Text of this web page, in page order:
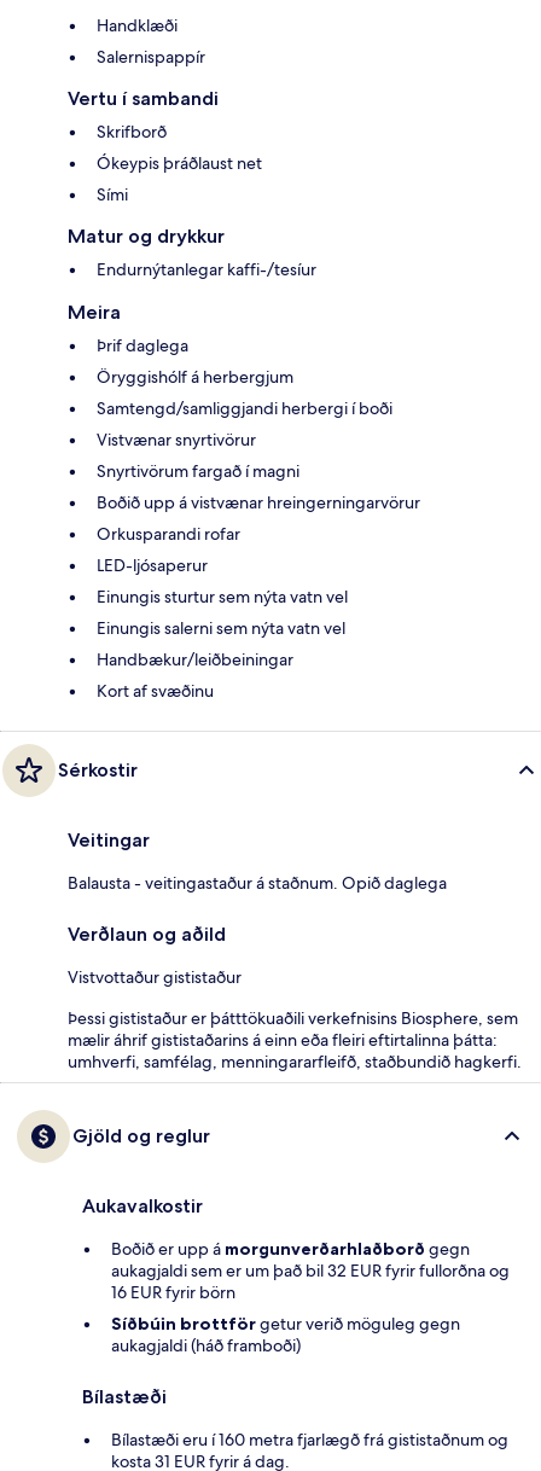
Handklæði
Salernispappír
Vertu í sambandi
Skrifborð
Ókeypis þráðlaust net
Sími
Matur og drykkur
Endurnýtanlegar kaffi-/tesíur
Meira
Þrif daglega
Öryggishólf á herbergjum
Samtengd/samliggjandi herbergi í boði
Vistvænar snyrtivörur
Snyrtivörum fargað í magni
Boðið upp á vistvænar hreingerningarvörur
Orkusparandi rofar
LED-ljósaperur
Einungis sturtur sem nýta vatn vel
Einungis salerni sem nýta vatn vel
Handbækur/leiðbeiningar
Kort af svæðinu
Sérkostir
Veitingar
Balausta - veitingastaður á staðnum. Opið daglega
Verðlaun og aðild
Vistvottaður gististaður
Þessi gististaður er þátttökuaðili verkefnisins Biosphere, sem
mælir áhrif gististaðarins á einn eða fleiri eftirtalinna þátta:
umhverfi, samfélag, menningararfleifð, staðbundið hagkerfi.
Gjöld og reglur
Aukavalkostir
Boðið er upp á morgunverðarhlaðborð gegn
aukagjaldi sem er um það bil 32 EUR fyrir fullorðna og
16 EUR fyrir börn
Síðbúin brottförgetur verið möguleg gegn
aukagjaldi (háð framboði)
Bílastæði
Bílastæði eru í 160 metra fjarlægð frá gististaðnum og
kosta 31 EUR fyrir á dag.